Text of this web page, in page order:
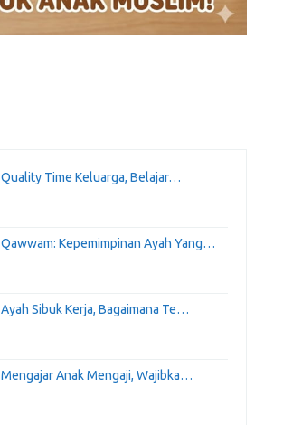
Quality Time Keluarga, Belajar…
Qawwam: Kepemimpinan Ayah Yang…
Ayah Sibuk Kerja, Bagaimana Te…
Mengajar Anak Mengaji, Wajibka…